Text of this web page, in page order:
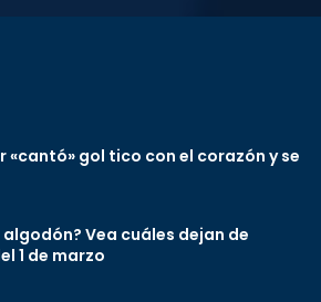
«cantó» gol tico con el corazón y se
Vea cuáles dejan de
1 de marzo